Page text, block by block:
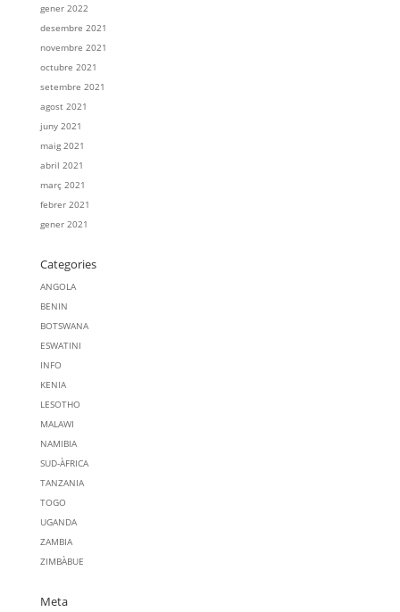
gener 2022
desembre 2021
novembre 2021
octubre 2021
setembre 2021
agost 2021
juny 2021
maig 2021
abril 2021
març 2021
febrer 2021
gener 2021
Categories
ANGOLA
BENIN
BOTSWANA
ESWATINI
INFO
KENIA
LESOTHO
MALAWI
NAMIBIA
SUD-ÀFRICA
TANZANIA
TOGO
UGANDA
ZAMBIA
ZIMBÀBUE
Meta